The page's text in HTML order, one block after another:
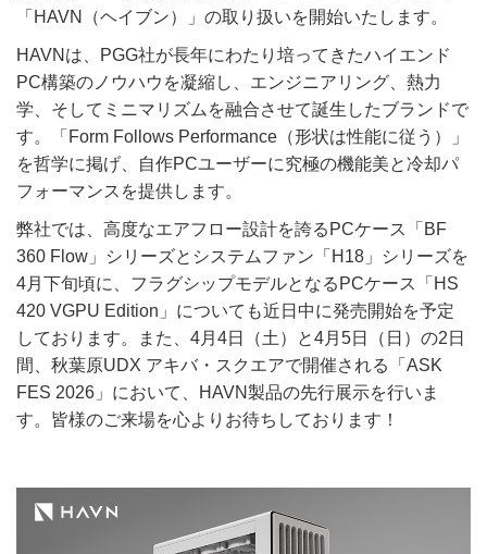
「HAVN（ヘイブン）」の取り扱いを開始いたします。
HAVNは、PGG社が長年にわたり培ってきたハイエンド
PC構築のノウハウを凝縮し、エンジニアリング、熱力
学、そしてミニマリズムを融合させて誕生したブランドで
す。「Form Follows Performance（形状は性能に従う）」
を哲学に掲げ、自作PCユーザーに究極の機能美と冷却パ
フォーマンスを提供します。
弊社では、高度なエアフロー設計を誇るPCケース「BF
360 Flow」シリーズとシステムファン「H18」シリーズを
4月下旬頃に、フラグシップモデルとなるPCケース「HS
420 VGPU Edition」についても近日中に発売開始を予定
しております。また、4月4日（土）と4月5日（日）の2日
間、秋葉原UDX アキバ・スクエアで開催される「ASK
FES 2026」において、HAVN製品の先行展示を行いま
す。皆様のご来場を心よりお待ちしております！